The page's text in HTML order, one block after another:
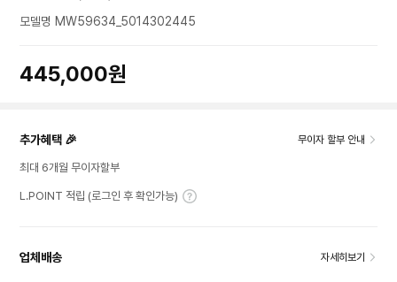
모델명 MW59634_5014302445
445,000원
추가혜택 🎉 무이자 할부 안내
최대 6개월 무이자할부
L.POINT 적립 (로그인 후 확인가능)
업체배송 자세히보기